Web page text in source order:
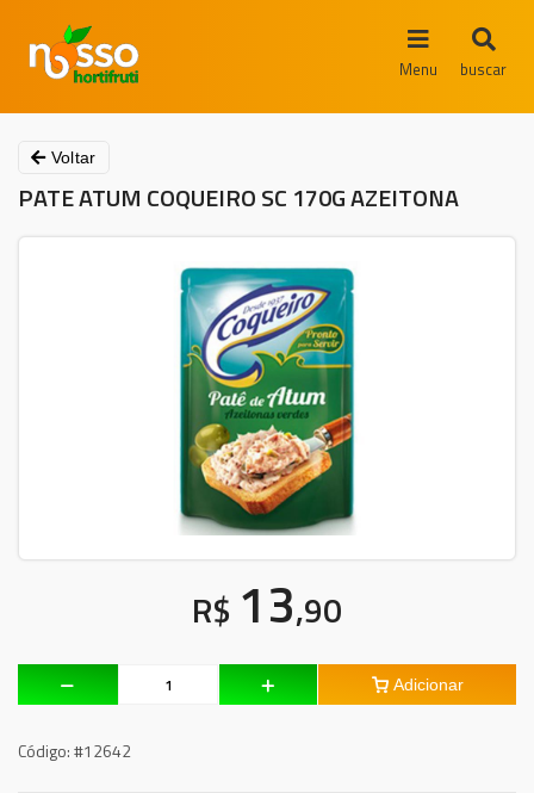
Menu buscar
Voltar
PATE ATUM COQUEIRO SC 170G AZEITONA
R$ 13,90
Adicionar
Código:#12642